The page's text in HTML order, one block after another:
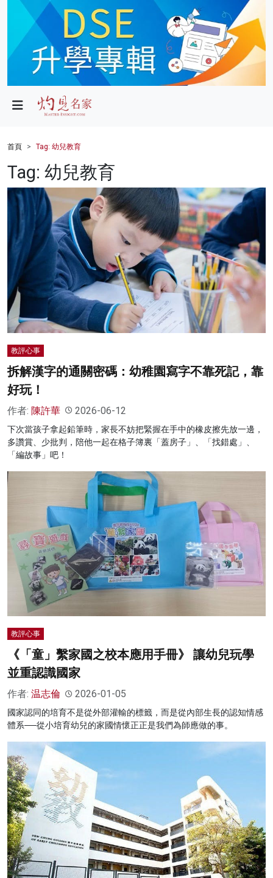
政局
財經
健康
商業
科技
影片
名家榜
灼見活動
首頁 Tag: 幼兒教育
Tag: 幼兒教育
教評心事
拆解漢字的通關密碼：幼稚園寫字不靠死記，靠
好玩！
作者: 陳許華 2026-06-12
下次當孩子拿起鉛筆時，家長不妨把緊握在手中的橡皮擦先放一邊，
多讚賞、少批判，陪他一起在格子簿裏「蓋房子」、「找錯處」、
「編故事」吧！
教評心事
《「童」繫家國之校本應用手冊》 讓幼兒玩學
並重認識國家
作者: 温志倫 2026-01-05
國家認同的培育不是從外部灌輸的標籤，而是從內部生長的認知情感
體系──從小培育幼兒的家國情懷正正是我們為師應做的事。